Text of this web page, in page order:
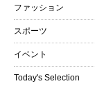
ファッション
スポーツ
イベント
Today's Selection